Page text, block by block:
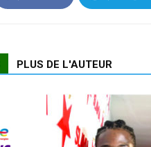
PLUS DE L'AUTEUR